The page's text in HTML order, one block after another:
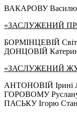
ВАКАРОВУ Василю
«ЗАСЛУЖЕНИЙ
БОРМІНЦЕВІЙ
ДОНЦОВІЙ Катерині
«ЗАСЛУЖЕНИЙ
АНТОНОВІЙ Ірині
ГОРОВОМУ Руслану
ПАСЬКУ Ігорю